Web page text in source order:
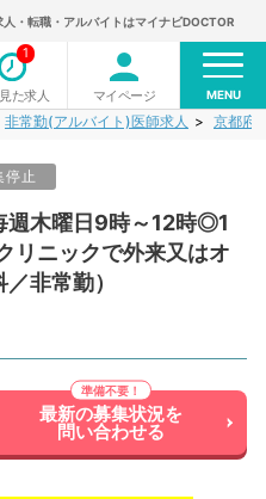
人・転職・アルバイトはマイナビDOCTOR
た求人
1
マイページ MENU
非常勤(アルバイト)医師求人 京都府
停止
週木曜日9時～12時◎1
リニックで外来又はオ
非常勤）
最新の募集状況を
問い合わせる